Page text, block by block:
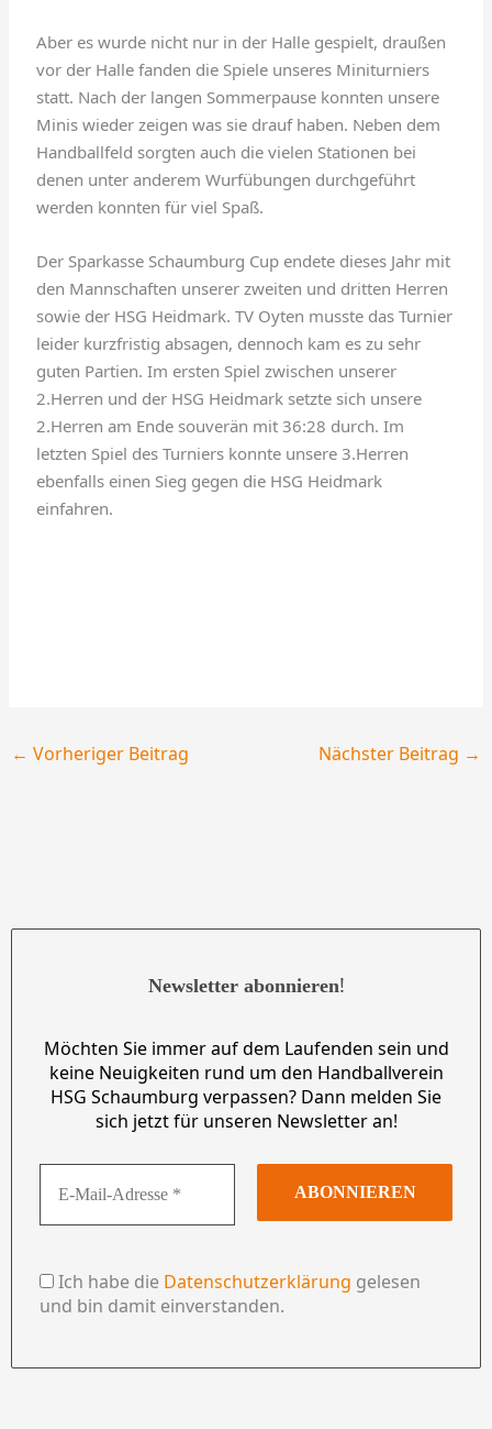
Aber es wurde nicht nur in der Halle gespielt, draußen
vor der Halle fanden die Spiele unseres Miniturniers
statt. Nach der langen Sommerpause konnten unsere
Minis wieder zeigen was sie drauf haben. Neben dem
Handballfeld sorgten auch die vielen Stationen bei
denen unter anderem Wurfübungen durchgeführt
werden konnten für viel Spaß.
Der Sparkasse Schaumburg Cup endete dieses Jahr mit
den Mannschaften unserer zweiten und dritten Herren
sowie der HSG Heidmark. TV Oyten musste das Turnier
leider kurzfristig absagen, dennoch kam es zu sehr
guten Partien. Im ersten Spiel zwischen unserer
2.Herren und der HSG Heidmark setzte sich unsere
2.Herren am Ende souverän mit 36:28 durch. Im
letzten Spiel des Turniers konnte unsere 3.Herren
ebenfalls einen Sieg gegen die HSG Heidmark
einfahren.
← Vorheriger Beitrag Nächster Beitrag →
Newsletter abonnieren!
Möchten Sie immer auf dem Laufenden sein und
keine Neuigkeiten rund um den Handballverein
HSG Schaumburg verpassen? Dann melden Sie
sich jetzt für unseren Newsletter an!
Ich habe die Datenschutzerklärung gelesen
und bin damit einverstanden.